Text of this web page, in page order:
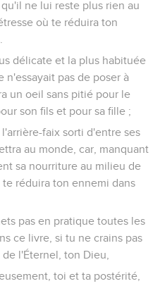
ne lui reste plus rien au
où te réduira ton
délicate et la plus habituée
n'essayait pas de poser à
un oeil sans pitié pour le
son fils et pour sa fille ;
faix sorti d'entre ses
au monde, car, manquant
sa nourriture au milieu de
réduira ton ennemi dans
pas en pratique toutes les
ce livre, si tu ne crains pas
l'Éternel, ton Dieu,
toi et ta postérité,